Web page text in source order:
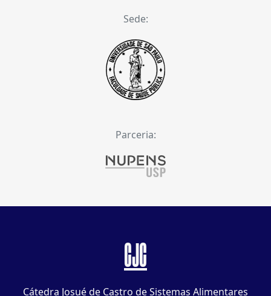
Sede:
Parceria:
CJC
Cátedra Josué de Castro de Sistemas Alimentares